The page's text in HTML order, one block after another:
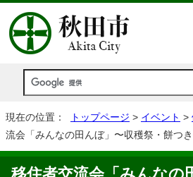
現在の位置： トップページ > イベント >
流会「みんなの田んぼ」〜収穫祭・餅つ